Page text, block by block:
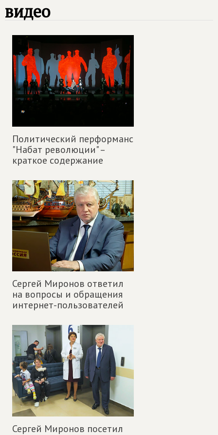
видео
Политический перформанс
"Набат революции" –
краткое содержание
Сергей Миронов ответил
на вопросы и обращения
интернет-пользователей
Сергей Миронов посетил